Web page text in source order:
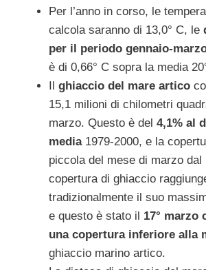
Per l’anno in corso, le
calcola saranno di 13,0° C, le
per il periodo gennaio-
è di 0,66° C sopra la media
ghiaccio del mare artico
15,1 milioni di chilometri
marzo. Questo è del 4,1% al
media1979-2000, e la
piccola del mese di marzo dal
copertura di ghiaccio
tradizionalmente il suo
e questo è stato il 17° marzo
una copertura inferiore alla
ghiaccio marino artico.